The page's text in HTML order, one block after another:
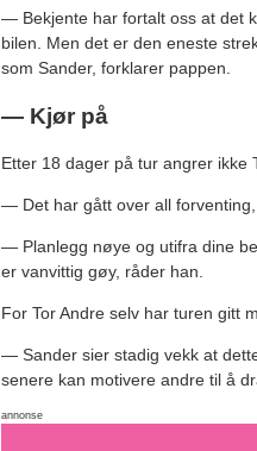
— Bekjente har fortalt oss at det
bilen. Men det er den eneste
som Sander, forklarer pappen.
— Kjør på
Etter 18 dager på tur angrer ikke
— Det har gått over all
— Planlegg nøye og utifra dine
er vanvittig gøy, råder han.
For Tor Andre selv har turen gitt
— Sander sier stadig vekk at
senere kan motivere andre til å
annonse